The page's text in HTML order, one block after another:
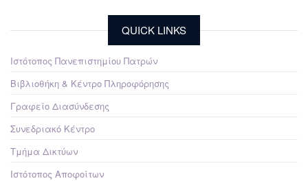
QUICK LINKS
Ιστότοπος Πανεπιστημίου Πατρών
Βιβλιοθήκη & Κέντρο Πληροφόρησης
Γραφείο Διασύνδεσης
Συνεδριακό Κέντρο
Τμήμα Δικτύων
Ιστότοπος Αποφοίτων